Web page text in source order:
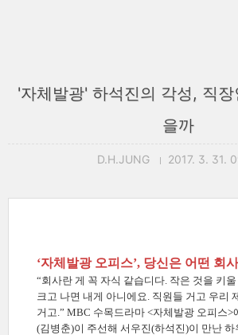
'자체발광' 하석진의 각성, 직
을까
D.H.JUNG 2017. 3. 31.
‘자체발광 오피스’, 당신은 어떤 회
“회사란 게 꼭 자식 같습디다. 작은 것을 키
크고 나면 내게 아니에요. 직원들 거고 우리
거고.” MBC 수목드라마 <자체발광 오피스>
(김병춘)이 주선해 서우진(하석진)이 만난